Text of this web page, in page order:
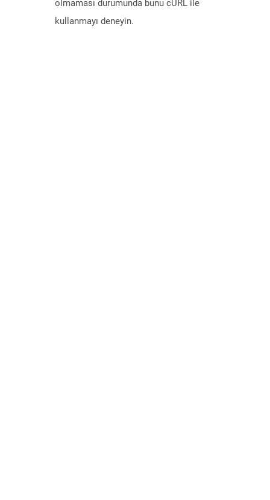
olmaması durumunda bunu cURL ile
kullanmayı deneyin.